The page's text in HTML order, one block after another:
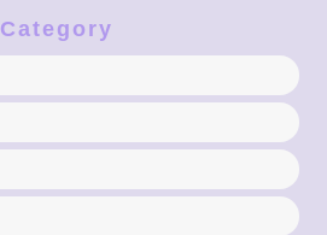
Category